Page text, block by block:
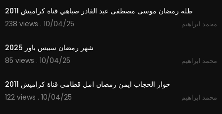
طله رمضان موسى مصطفى عبد القادر صباهي قناة كراميش 2011
238 views . 10/04/25
محمد ابراهيم
شهر رمضان سبيس باور 2025
85 views . 10/04/25
محمد ابراهيم
حوار الحجاب ايمن رمضان امل قطامي قناة كراميش 2011
122 views . 10/04/25
محمد ابراهيم